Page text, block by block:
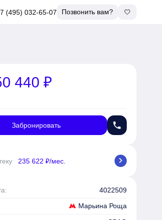
(495) 032-65-07 Позвонить вам?
440 ₽
Забронировать phone
235 622 ₽/мес. chevron_right
4022509
Марьина Роща